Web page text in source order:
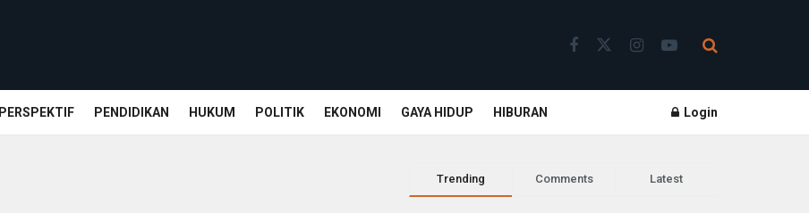
PERSPEKTIF PENDIDIKAN HUKUM POLITIK EKONOMI GAYA HIDUP HIBURAN Login
Trending Comments Latest